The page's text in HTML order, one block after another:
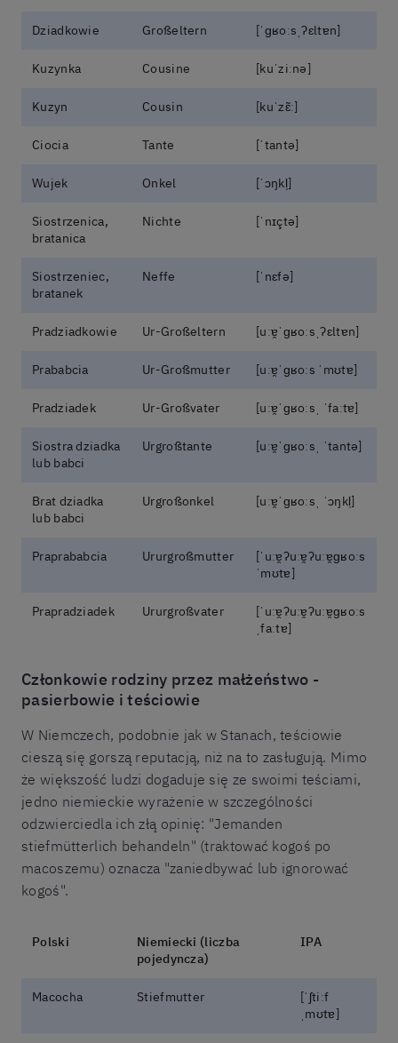
Dziadkowie Großeltern [ˈɡʁoːsˌʔɛltɐn]
Kuzynka Cousine [kuˈziːnə]
Kuzyn Cousin [kuˈzɛ̃ː]
Ciocia Tante [ˈtantə]
Wujek Onkel [ˈɔŋkl̩]
Siostrzenica,
bratanica
Nichte [ˈnɪçtə]
Siostrzeniec,
bratanek
Neffe [ˈnɛfə]
Pradziadkowie Ur-Großeltern [uːɐ̯ˈɡʁoːsˌʔɛltɐn]
Prababcia Ur-Großmutter [uːɐ̯ˈɡʁoːs ˈmʊtɐ]
Pradziadek Ur-Großvater [uːɐ̯ˈɡʁoːsˌ ˈfaːtɐ]
Siostra dziadka
lub babci
Urgroßtante [uːɐ̯ˈɡʁoːsˌ ˈtantə]
Brat dziadka
lub babci
Urgroßonkel [uːɐ̯ˈɡʁoːsˌ ˈɔŋkl̩]
Praprababcia Ururgroßmutter
[ˈuːɐ̯ʔuːɐ̯ʔuːɐ̯ɡʁoːs
ˈmʊtɐ]
Prapradziadek Ururgroßvater
[ˈuːɐ̯ʔuːɐ̯ʔuːɐ̯ɡʁoːs
ˌfaːtɐ]
Członkowie rodziny przez małżeństwo -
pasierbowie i teściowie
W Niemczech, podobnie jak w Stanach, teściowie
cieszą się gorszą reputacją, niż na to zasługują. Mimo
że większość ludzi dogaduje się ze swoimi teściami,
jedno niemieckie wyrażenie w szczególności
odzwierciedla ich złą opinię: "Jemanden
stiefmütterlich behandeln" (traktować kogoś po
macoszemu) oznacza "zaniedbywać lub ignorować
kogoś".
Polski
Niemiecki (liczba
pojedyncza)
IPA
Macocha Stiefmutter
[ˈʃtiːf
ˌmʊtɐ]